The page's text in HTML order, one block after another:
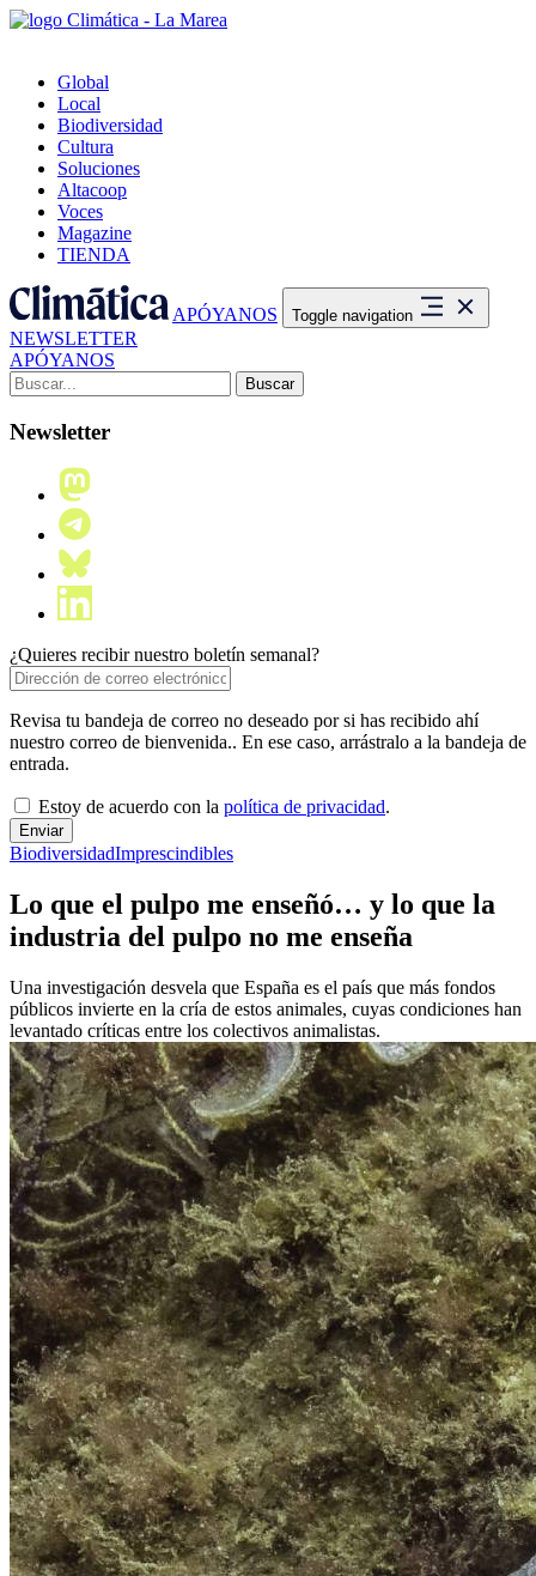
Global
Local
Biodiversidad
Cultura
Soluciones
Altacoop
Voces
Magazine
TIENDA
APÓYANOS Toggle navigation
NEWSLETTER
APÓYANOS
Buscar:
Newsletter
¿Quieres recibir nuestro boletín semanal?
Revisa tu bandeja de correo no deseado por si has recibido ahí
nuestro correo de bienvenida.. En ese caso, arrástralo a la bandeja de
entrada.
Estoy de acuerdo con la política de privacidad.
BiodiversidadImprescindibles
Lo que el pulpo me enseñó… y lo que la
industria del pulpo no me enseña
Una investigación desvela que España es el país que más fondos
públicos invierte en la cría de estos animales, cuyas condiciones han
levantado críticas entre los colectivos animalistas.